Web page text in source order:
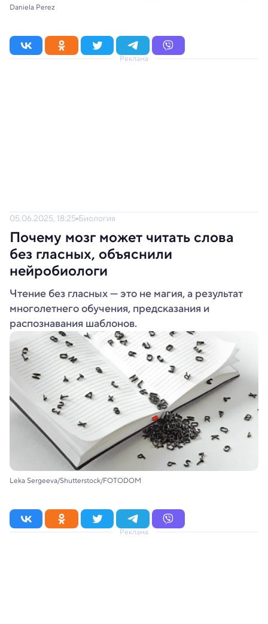
Daniela Perez
Реклама
05.06.2025, 18:25 Биология
Почему мозг может читать слова
без гласных, объяснили
нейробиологи
Чтение без гласных — это не магия, а результат
многолетнего обучения, предсказания и
распознавания шаблонов.
Leka Sergeeva/Shutterstock/FOTODOM
Реклама